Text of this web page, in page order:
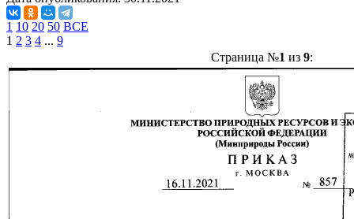
1 10 20 50 ВСЕ
1 2 3 4 ... 9
Страница №1 из 9: